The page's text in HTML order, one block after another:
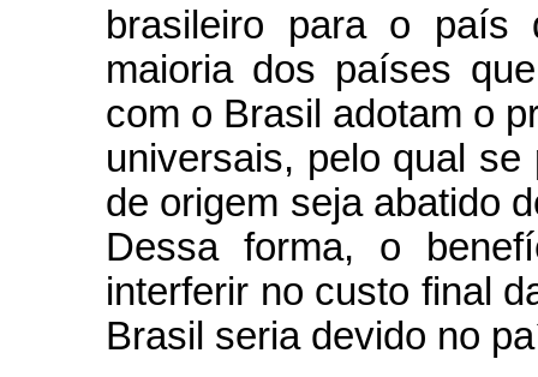
brasileiro para o
maioria dos países
com o Brasil adotam o
universais, pelo qual
de origem seja abatido
Dessa forma, o
interferir no custo final
Brasil seria devido no